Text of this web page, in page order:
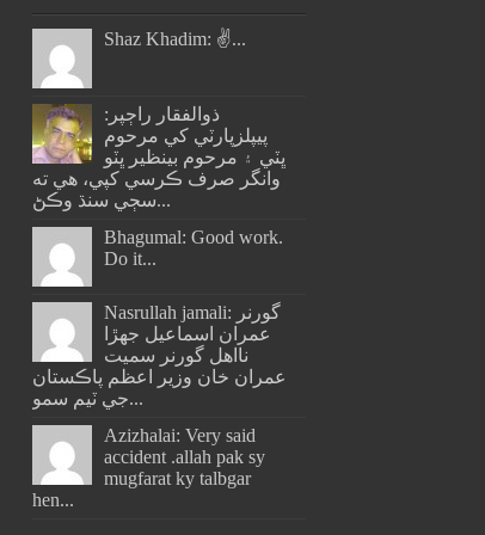
Shaz Khadim: ✌️...
ذوالفقار راڄپر:
پيپلزپارٽي کي مرحوم
ڀٽي ۽ مرحوم بينظير ڀٽو
وانگر صرف ڪرسي کپي، هي ته
سڄي سنڌ وڪڻ...
Bhagumal: Good work.
Do it...
Nasrullah jamali: گورنر
عمران اسماعيل جھڙا
نااهل گورنر سميت
عمران خان وزير اعظم پاڪستان
جي ٽيم سمو...
Azizhalai: Very said
accident .allah pak sy
mugfarat ky talbgar
hen...